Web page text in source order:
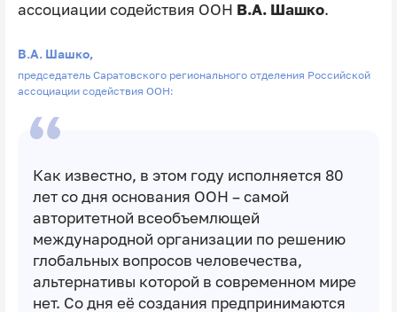
ассоциации содействия ООН В.А. Шашко.
В.А. Шашко,
председатель Саратовского регионального отделения Российской
ассоциации содействия ООН:
Как известно, в этом году исполняется 80
лет со дня основания ООН – самой
авторитетной всеобъемлющей
международной организации по решению
глобальных вопросов человечества,
альтернативы которой в современном мире
нет. Со дня её создания предпринимаются